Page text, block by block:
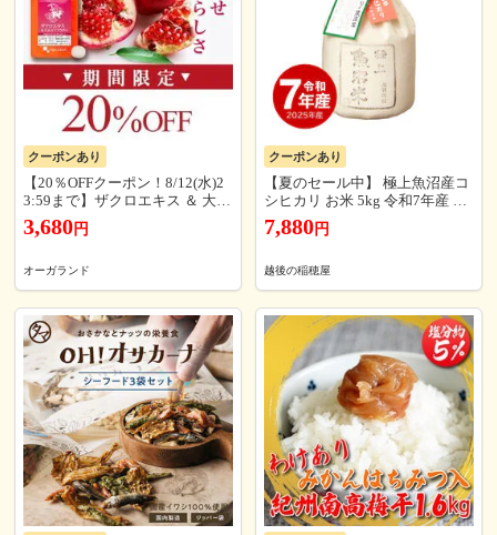
クーポンあり
【20％OFFクーポン！8/12(水)2
3:59まで】ザクロエキス ＆ 大豆
イソフラボン（約6ヶ月分） 送
料無料 サプリ サプリメント ザ
タミン アミノ酸 女性特有 のお
悩みに オーガランド 半年分
3,680円
オーガランド
クーポンあり
【夏のセール中】 極上魚沼産コ
シヒカリ お米 5kg 令和7年産 送
料無料
7,880円
越後の稲穂屋